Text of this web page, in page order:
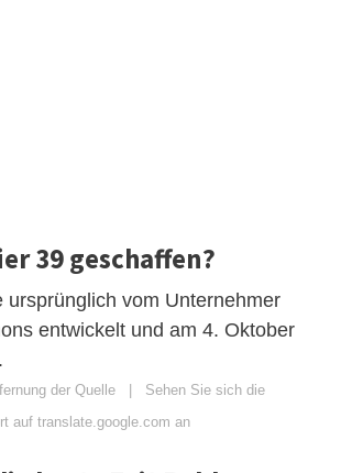
39 geschaffen?
ursprünglich vom Unternehmer
entwickelt und am 4. Oktober
der Quelle | Sehen Sie sich die
auf translate.google.com an